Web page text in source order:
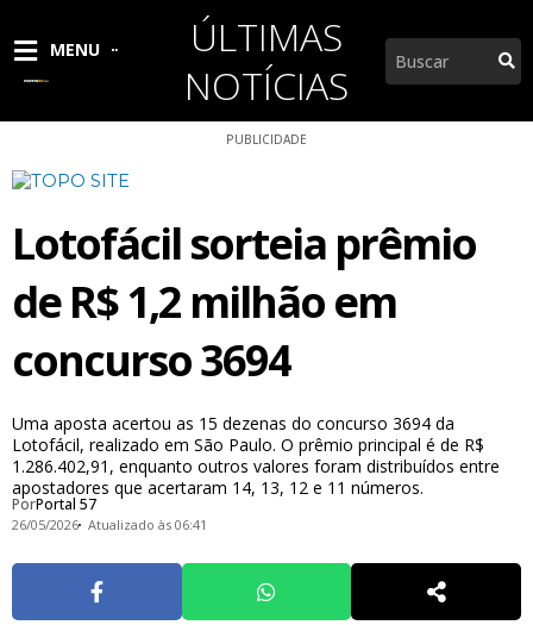
MENU
ÚLTIMAS
NOTÍCIAS
Pesquisar
PUBLICIDADE
Lotofácil sorteia prêmio
de R$ 1,2 milhão em
concurso 3694
Uma aposta acertou as 15 dezenas do concurso 3694 da
Lotofácil, realizado em São Paulo. O prêmio principal é de R$
1.286.402,91, enquanto outros valores foram distribuídos entre
apostadores que acertaram 14, 13, 12 e 11 números.
PorPortal 57
26/05/2026 Atualizado às 06:41